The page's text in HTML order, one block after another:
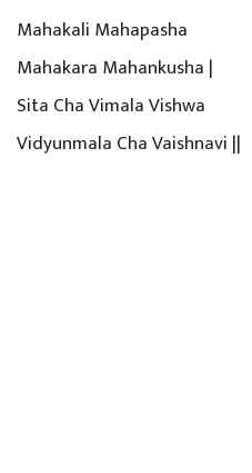
Mahakali Mahapasha
Mahakara Mahankusha |
Sita Cha Vimala Vishwa
Vidyunmala Cha Vaishnavi ||